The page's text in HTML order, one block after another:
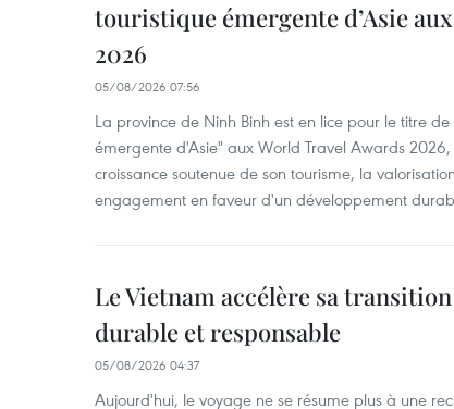
touristique émergente d’Asie
2026
05/08/2026 07:56
La province de Ninh Binh est en lice pour le titre
émergente d'Asie" aux World Travel Awards
croissance soutenue de son tourisme, la
engagement en faveur d'un développement
Le Vietnam accélère sa
durable et responsable
05/08/2026 04:37
Aujourd'hui, le voyage ne se résume plus à une